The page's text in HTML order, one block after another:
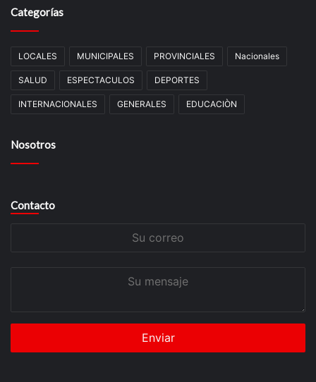
Categorías
LOCALES MUNICIPALES PROVINCIALES Nacionales
SALUD ESPECTACULOS DEPORTES
INTERNACIONALES GENERALES EDUCACIÒN
Nosotros
Contacto